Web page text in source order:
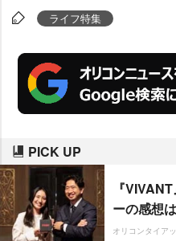
に対する意識調査を実
ている割合の高い都道
位を獲得したのは【静
後、東海地震が起こる
れいる同県だけに日ご
意識はかなり高く、
が地震対策をしている
た。
ライフ特集
PICK UP
『
ーの感想は
オリコンタイア